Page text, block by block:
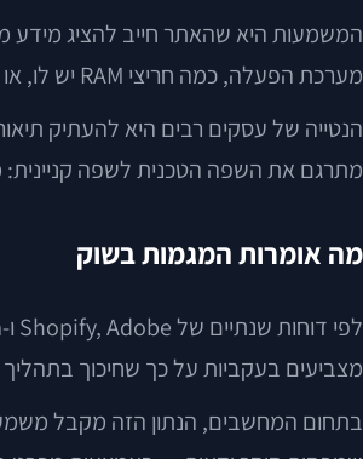
המשמעות היא שהאתר חייב להציג מידע
מערכת הפעלה, כמה חריצי RAM יש לו, או אם יש אפשרות להרחבה — פשוט יעבור למתחרה.
מתרגם את השפה הטכנית לשפה
מה אומרות המגמות בשוק
מצביעים בעקביות על כך שחיכוך בתהליך
בתחום המחשבים, הנתון הזה מקבל